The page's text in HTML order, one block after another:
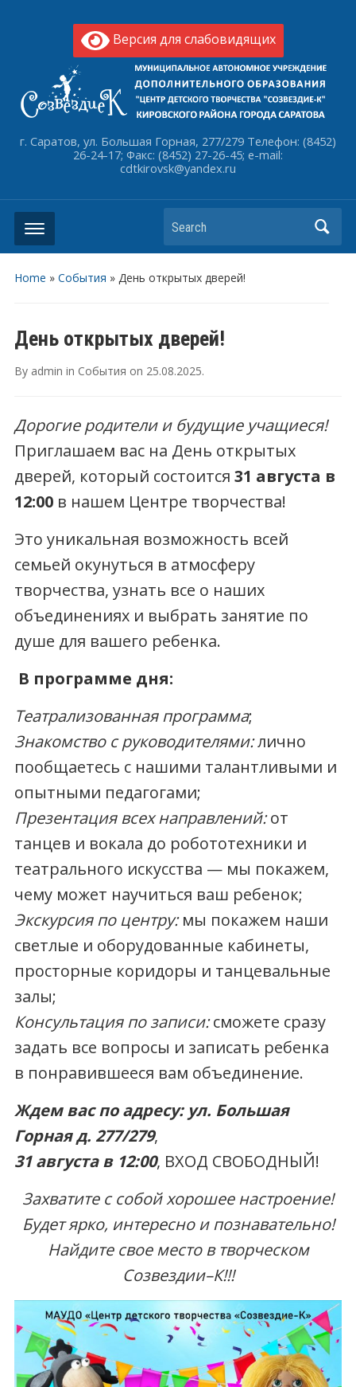
Версия для слабовидящих
г. Саратов, ул. Большая Горная, 277/279 Телефон: (8452)
26-24-17; Факс: (8452) 27-26-45; e-mail:
cdtkirovsk@yandex.ru
Search
Home » События » День открытых дверей!
День открытых дверей!
By admin in События on 25.08.2025.
Дорогие родители и будущие учащиеся!
Приглашаем вас на День открытых
дверей, который состоится 31 августа в
12:00 в нашем Центре творчества!
Это уникальная возможность всей
семьей окунуться в атмосферу
творчества, узнать все о наших
объединениях и выбрать занятие по
душе для вашего ребенка.
В программе дня:
Театрализованная программа;
Знакомство с руководителями:лично
пообщаетесь с нашими талантливыми и
опытными педагогами;
Презентация всех направлений:от
танцев и вокала до робототехники и
театрального искусства — мы покажем,
чему может научиться ваш ребенок;
Экскурсия по центру:мы покажем наши
светлые и оборудованные кабинеты,
просторные коридоры и танцевальные
залы;
Консультация по записи:сможете сразу
задать все вопросы и записать ребенка
в понравившееся вам объединение.
Ждем вас по адресу: ул. Большая
Горная д. 277/279,
31 августа в 12:00, ВХОД СВОБОДНЫЙ!
Захватите с собой хорошее настроение!
Будет ярко, интересно и познавательно!
Найдите свое место в творческом
Созвездии–К!!!